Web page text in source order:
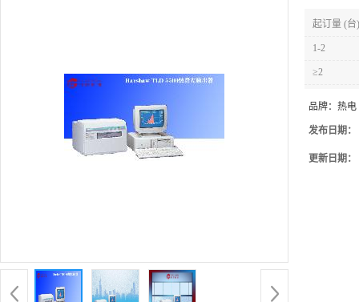
起订量 (台)
1-2
≥2
品牌： 热电
发布日期：
更新日期：